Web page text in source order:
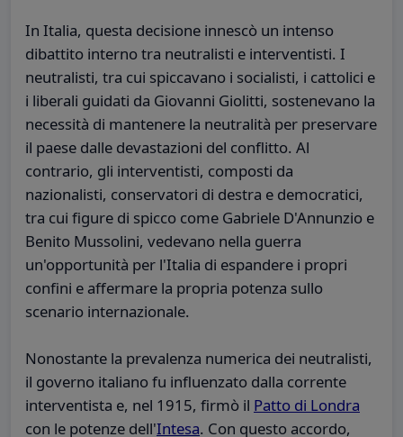
In Italia, questa decisione innescò un intenso
dibattito interno tra neutralisti e interventisti. I
neutralisti, tra cui spiccavano i socialisti, i cattolici e
i liberali guidati da Giovanni Giolitti, sostenevano la
necessità di mantenere la neutralità per preservare
il paese dalle devastazioni del conflitto. Al
contrario, gli interventisti, composti da
nazionalisti, conservatori di destra e democratici,
tra cui figure di spicco come Gabriele D'Annunzio e
Benito Mussolini, vedevano nella guerra
un'opportunità per l'Italia di espandere i propri
confini e affermare la propria potenza sullo
scenario internazionale.
Nonostante la prevalenza numerica dei neutralisti,
il governo italiano fu influenzato dalla corrente
interventista e, nel 1915, firmò il Patto di Londra
con le potenze dell'Intesa. Con questo accordo,